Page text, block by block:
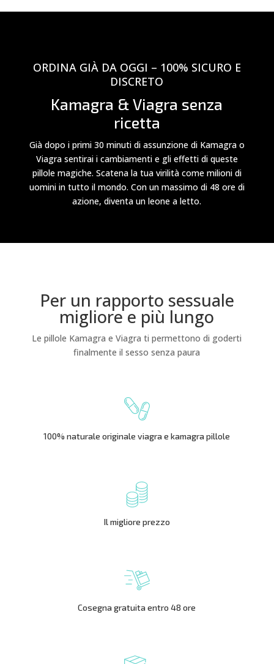
ORDINA GIÀ DA OGGI – 100% SICURO E
DISCRETO
Kamagra & Viagra senza
ricetta
Già dopo i primi 30 minuti di assunzione di Kamagra o
Viagra sentirai i cambiamenti e gli effetti di queste
pillole magiche. Scatena la tua virilità come milioni di
uomini in tutto il mondo. Con un massimo di 48 ore di
azione, diventa un leone a letto.
Per un rapporto sessuale
migliore e più lungo
Le pillole Kamagra e Viagra ti permettono di goderti
finalmente il sesso senza paura
100% naturale originale viagra e kamagra pillole
Il migliore prezzo
Cosegna gratuita entro 48 ore